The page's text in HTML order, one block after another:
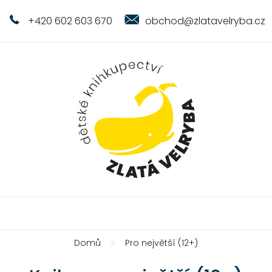
+420 602 603 670 obchod@zlatavelryba.cz
Domů Pro největší (12+)